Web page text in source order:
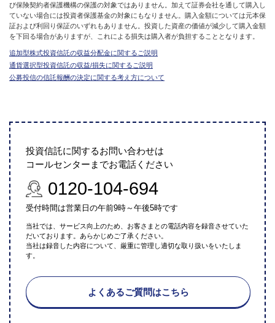
び保険契約者保護機構の保護の対象ではありません。加えて証券会社を通して購入し
ていない場合には投資者保護基金の対象にもなりません。購入金額については元本保
証および利回り保証のいずれもありません。投資した資産の価値が減少して購入金額
を下回る場合がありますが、これによる損失は購入者が負担することとなります。
追加型株式投資信託の収益分配金に関するご説明
通貨選択型投資信託の収益/損失に関するご説明
公募投信の信託報酬の決定に関する考え方について
投資信託に関するお問い合わせは
コールセンターまでお電話ください
0120-104-694
受付時間は営業日の午前9時～午後5時です
当社では、サービス向上のため、お客さまとの電話内容を録音させていた
だいております。あらかじめご了承ください。
当社は録音した内容について、厳重に管理し適切な取り扱いをいたしま
す。
よくあるご質問はこちら